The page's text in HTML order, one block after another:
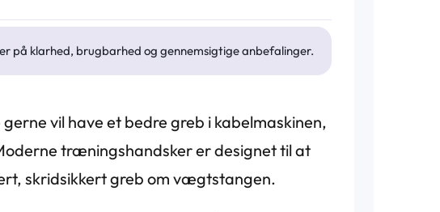
på klarhed, brugbarhed og gennemsigtige anbefalinger.
vil have et bedre greb i kabelmaskinen,
træningshandsker er designet til at
skridsikkert greb om vægtstangen.